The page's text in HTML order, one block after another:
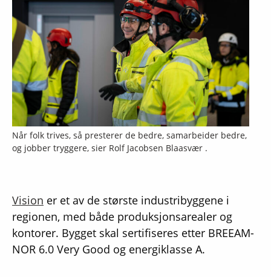
Når folk trives, så presterer de bedre, samarbeider bedre,
og jobber tryggere, sier Rolf Jacobsen Blaasvær .
Vision er et av de største industribyggene i
regionen, med både produksjonsarealer og
kontorer. Bygget skal sertifiseres etter BREEAM-
NOR 6.0 Very Good og energiklasse A.